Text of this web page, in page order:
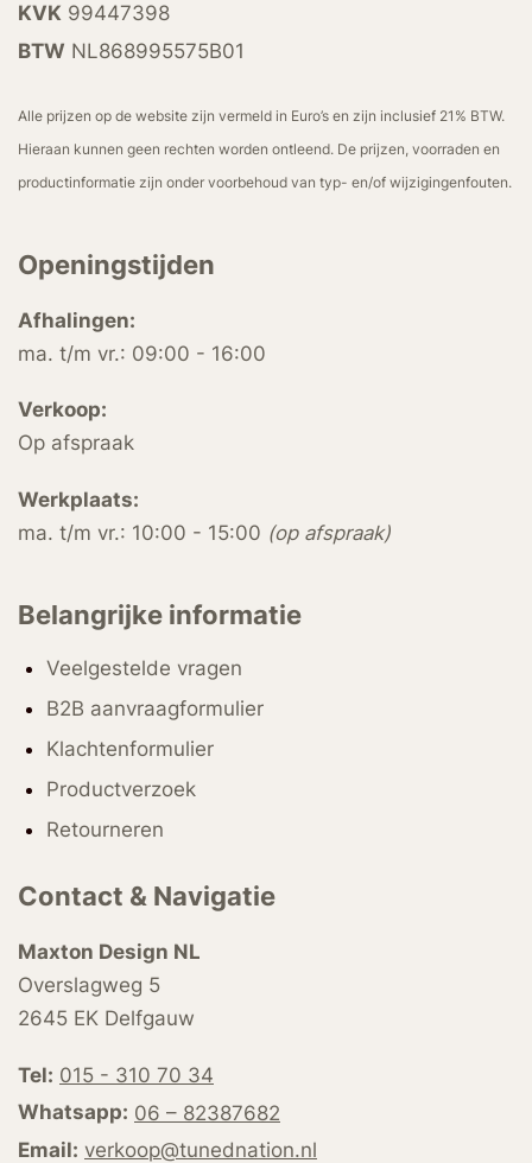
KVK 99447398
BTW NL868995575B01
Alle prijzen op de website zijn vermeld in Euro’s en zijn inclusief 21% BTW.
Hieraan kunnen geen rechten worden ontleend. De prijzen, voorraden en
productinformatie zijn onder voorbehoud van typ- en/of wijzigingenfouten.
Openingstijden
Afhalingen:
ma. t/m vr.: 09:00 - 16:00
Verkoop:
Op afspraak
Werkplaats:
ma. t/m vr.: 10:00 - 15:00 (op afspraak)
Belangrijke informatie
Veelgestelde vragen
B2B aanvraagformulier
Klachtenformulier
Productverzoek
Retourneren
Contact & Navigatie
Maxton Design NL
Overslagweg 5
2645 EK Delfgauw
Tel: 015 - 310 70 34
Whatsapp: 06 – 82387682
Email: verkoop@tunednation.nl